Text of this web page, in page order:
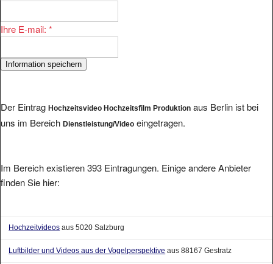
Ihre E-mail: *
Der Eintrag Hochzeitsvideo Hochzeitsfilm Produktion aus Berlin ist bei
uns im Bereich Dienstleistung/Video eingetragen.
Im Bereich existieren 393 Eintragungen. Einige andere Anbieter
finden Sie hier:
Hochzeitvideos aus 5020 Salzburg
Luftbilder und Videos aus der Vogelperspektive aus 88167 Gestratz